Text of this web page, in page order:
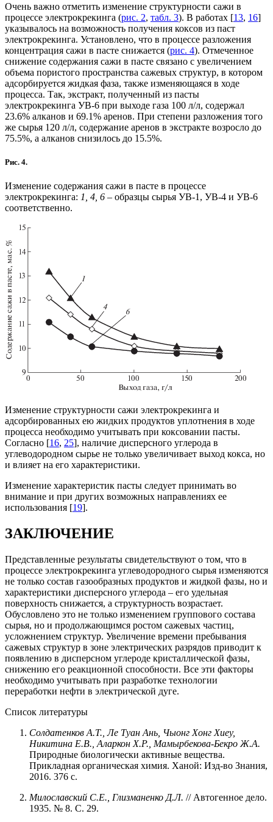
Очень важно отметить изменение структурности сажи в
процессе электрокрекинга (рис. 2, табл. 3). В работах [13, 16]
указывалось на возможность получения коксов из паст
электрокрекинга. Установлено, что в процессе разложения
концентрация сажи в пасте снижается (рис. 4). Отмеченное
снижение содержания сажи в пасте связано с увеличением
объема пористого пространства сажевых структур, в котором
адсорбируется жидкая фаза, также изменяющаяся в ходе
процесса. Так, экстракт, полученный из пасты
электрокрекинга УВ-6 при выходе газа 100 л/л, содержал
23.6% алканов и 69.1% аренов. При степени разложения того
же сырья 120 л/л, содержание аренов в экстракте возросло до
75.5%, а алканов снизилось до 15.5%.
Рис. 4.
Изменение содержания сажи в пасте в процессе
электрокрекинга: 1, 4, 6 – образцы сырья УВ-1, УВ-4 и УВ-6
соответственно.
Изменение структурности сажи электрокрекинга и
адсорбированных ею жидких продуктов уплотнения в ходе
процесса необходимо учитывать при коксовании пасты.
Согласно [16, 25], наличие дисперсного углерода в
углеводородном сырье не только увеличивает выход кокса, но
и влияет на его характеристики.
Изменение характеристик пасты следует принимать во
внимание и при других возможных направлениях ее
использования [19].
ЗАКЛЮЧЕНИЕ
Представленные результаты свидетельствуют о том, что в
процессе электрокрекинга углеводородного сырья изменяются
не только состав газообразных продуктов и жидкой фазы, но и
характеристики дисперсного углерода – его удельная
поверхность снижается, а структурность возрастает.
Обусловлено это не только изменением группового состава
сырья, но и продолжающимся ростом сажевых частиц,
усложнением структур. Увеличение времени пребывания
сажевых структур в зоне электрических разрядов приводит к
появлению в дисперсном углероде кристаллической фазы,
снижению его реакционной способности. Все эти факторы
необходимо учитывать при разработке технологии
переработки нефти в электрической дуге.
Список литературы
Солдатенков А.Т., Ле Туан Ань, Чыонг Хонг Хиеу,
Никитина Е.В., Аларкон Х.Р., Мамырбекова-Бекро Ж.А.
Природные биологически активные вещества.
Прикладная органическая химия. Ханой: Изд-во Знания,
2016. 376 с.
Милославский С.Е., Глизманенко Д.Л. // Автогенное дело.
1935. № 8. С. 29.